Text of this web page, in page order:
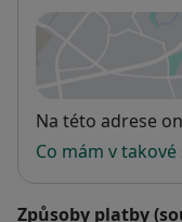
Dostupnost
Na této adrese
Co mám v
Způsoby platby